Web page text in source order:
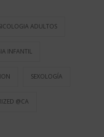
ADULTOS
INFANTIL
SEXOLOGÍA
@CA